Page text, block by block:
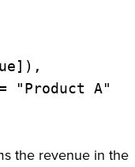
"Product A"
the revenue in the